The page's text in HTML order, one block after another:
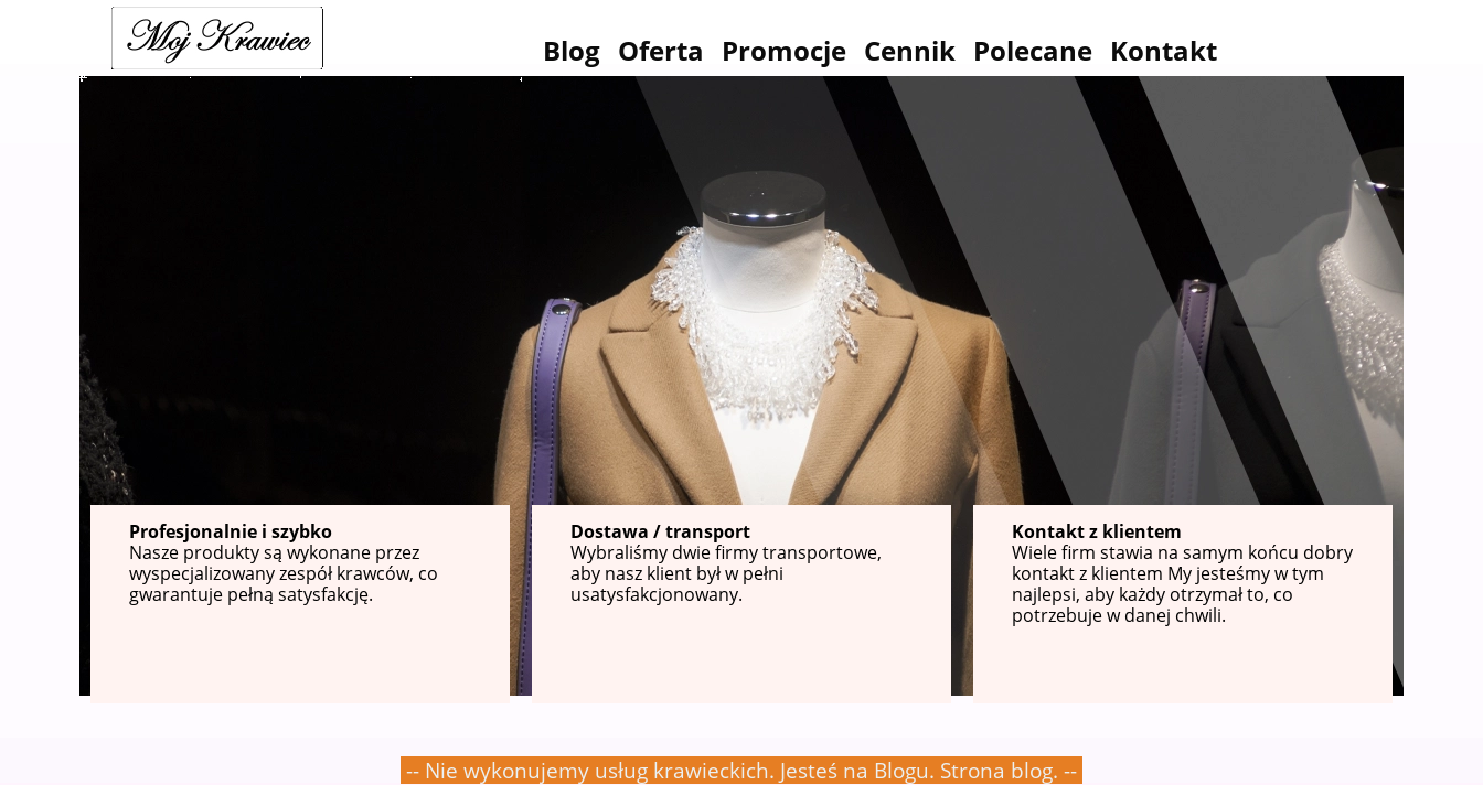
Blog Oferta Promocje Cennik Polecane Kontakt
Profesjonalnie i szybko
Nasze produkty są wykonane przez
wyspecjalizowany zespół krawców, co
gwarantuje pełną satysfakcję.
Dostawa / transport
Wybraliśmy dwie firmy transportowe,
aby nasz klient był w pełni
usatysfakcjonowany.
Kontakt z klientem
Wiele firm stawia na samym końcu dobry
kontakt z klientem My jesteśmy w tym
najlepsi, aby każdy otrzymał to, co
potrzebuje w danej chwili.
-- Nie wykonujemy usług krawieckich. Jesteś na Blogu. Strona blog. --